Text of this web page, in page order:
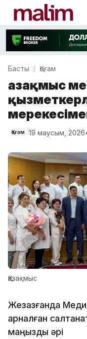
Басты Қоғам
Қазақмыс
Қоғам 19 маусым, 2026
Қазақмыс
Жезқазғанда
арналған
маңызды әрі